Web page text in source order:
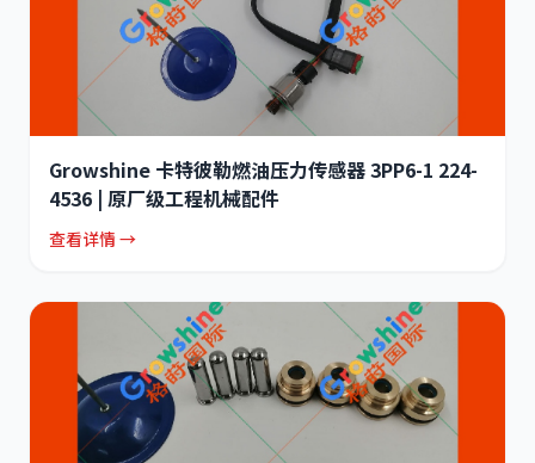
Growshine 卡特彼勒燃油压力传感器 3PP6-1 224-
4536 | 原厂级工程机械配件
查看详情 →